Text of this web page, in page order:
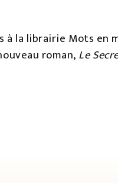
à la librairie Mots
roman,Le